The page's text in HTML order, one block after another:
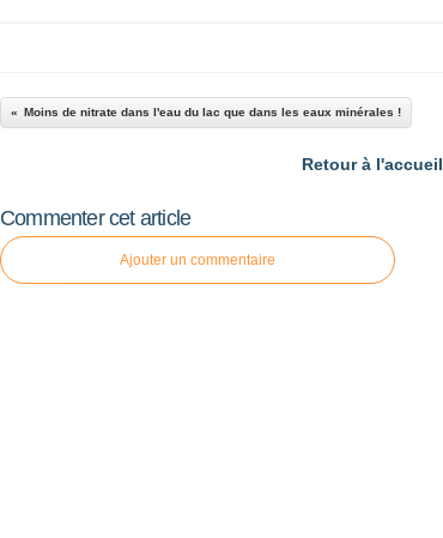
Moins de nitrate dans l'eau du lac que dans les eaux minérales !
Retour à l'accueil
Commenter cet article
Ajouter un commentaire